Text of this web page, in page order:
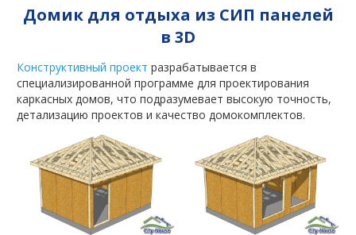
Домик для отдыха из СИП панелей
в 3D
Конструктивный проект разрабатывается в
специализированной программе для проектирования
каркасных домов, что подразумевает высокую точность,
детализацию проектов и качество домокомплектов.